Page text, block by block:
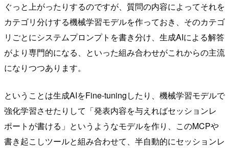
ぐっと上がったりするのですが、質問の内容によってそれを
カテゴリ分けする機械学習モデルを作っておき、そのカテゴ
リごとにシステムプロンプトを書き分け、生成AIによる解答
がより専門的になる、といった組み合わせがこれからの主流
になりつつあります。
ということは生成AIをFine-tuningしたり、機械学習モデルで
強化学習させたりして「発表内容を与えればセッションレ
ポートが書ける」というようなモデルを作り、このMCPや
書き起こしツールと組み合わせて、半自動的にセッションレ